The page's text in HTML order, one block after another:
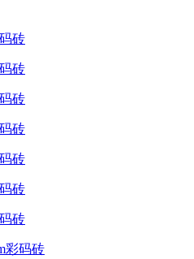
砖
砖
砖
砖
砖
砖
砖
彩码砖